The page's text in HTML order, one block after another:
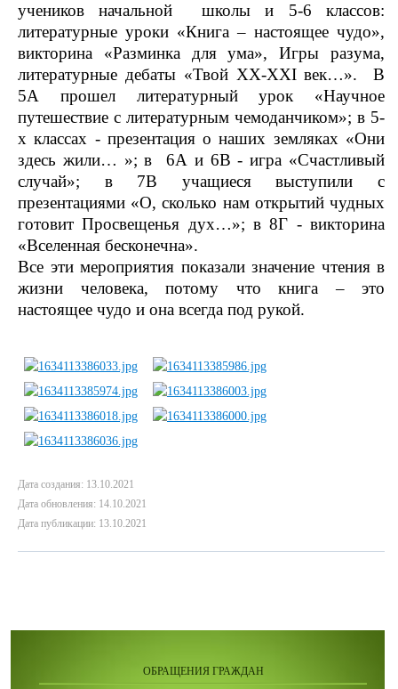
учеников начальной
школы и 5-6 классов:
литературные уроки «Книга – настоящее чудо»,
викторина «Разминка для ума», Игры разума,
литературные дебаты «Твой XX-XXIвек…».
В
5А прошел литературный урок «Научное
путешествие с литературным чемоданчиком»; в 5-
х классах - презентация о наших земляках «Они
здесь жили… »; в
6А и 6В - игра «Счастливый
случай»; в 7В учащиеся выступили с
презентациями «О, сколько нам открытий чудных
готовит Просвещенья дух…»; в 8Г - викторина
«Вселенная бесконечна».
Все эти мероприятия показали значение чтения в
жизни человека, потому что книга – это
настоящее чудо и она всегда под рукой.
Дата создания: 13.10.2021
Дата обновления: 14.10.2021
Дата публикации: 13.10.2021
ОБРАЩЕНИЯ ГРАЖДАН